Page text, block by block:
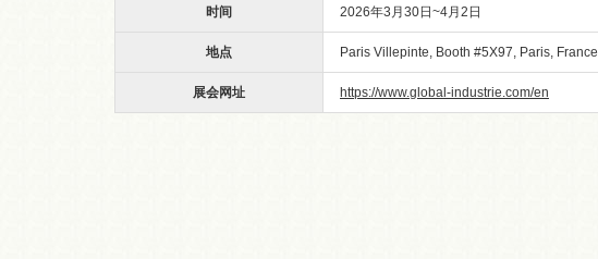
时间 2026年3月30日~4月2日
地点 Paris Villepinte, Booth #5X97, Paris, France
展会网址 https://www.global-industrie.com/en